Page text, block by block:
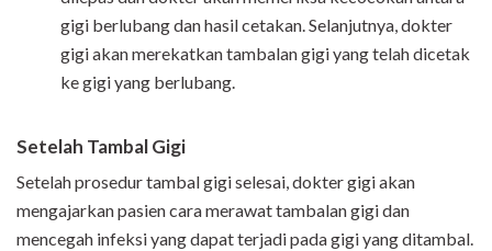
gigi berlubang dan hasil cetakan. Selanjutnya, dokter
gigi akan merekatkan tambalan gigi yang telah dicetak
ke gigi yang berlubang.
Setelah Tambal Gigi
Setelah prosedur tambal gigi selesai, dokter gigi akan
mengajarkan pasien cara merawat tambalan gigi dan
mencegah infeksi yang dapat terjadi pada gigi yang ditambal.